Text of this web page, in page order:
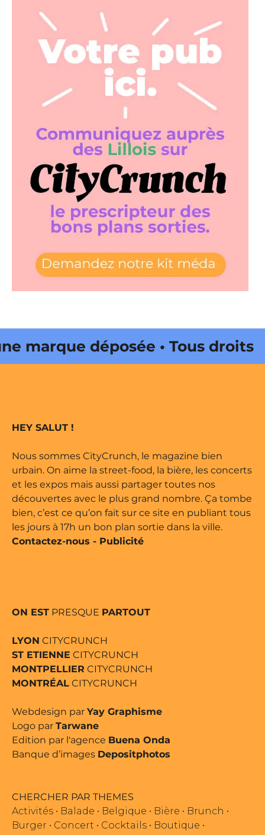
marque déposée • Tous droits
édité par Buena Onda Web •
HEY SALUT !
Nous sommes CityCrunch, le magazine bien
urbain. On aime la street-food, la bière, les concerts
et les expos mais aussi partager toutes nos
découvertes avec le plus grand nombre. Ça tombe
bien, c’est ce qu’on fait sur ce site en publiant tous
les jours à 17h un bon plan sortie dans la ville.
Contactez-nous - Publicité
ON EST PRESQUE PARTOUT
LYON CITYCRUNCH
ST ETIENNE CITYCRUNCH
MONTPELLIER CITYCRUNCH
MONTRÉAL CITYCRUNCH
Webdesign par Yay Graphisme
Logo par Tarwane
Edition par l'agence Buena Onda
Banque d’images Depositphotos
CHERCHER PAR THEMES
Activités • Balade • Belgique • Bière • Brunch •
Burger • Concert • Cocktails • Boutique •